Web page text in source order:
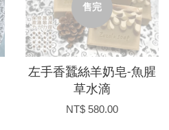
售完
左手香蠶絲羊奶皂-魚腥
草水滴
NT$ 580.00